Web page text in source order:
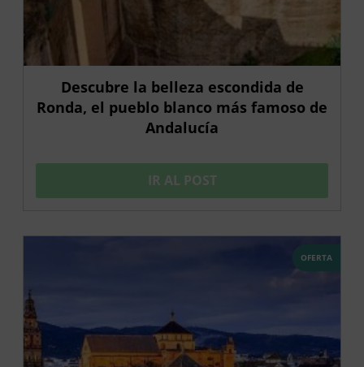
Descubre la belleza escondida de
Ronda, el pueblo blanco más famoso de
Andalucía
IR AL POST
OFERTA